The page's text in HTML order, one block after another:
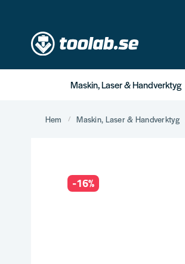
Maskin, Laser & Handverktyg
Hem Maskin, Laser & Handverktyg
-16%